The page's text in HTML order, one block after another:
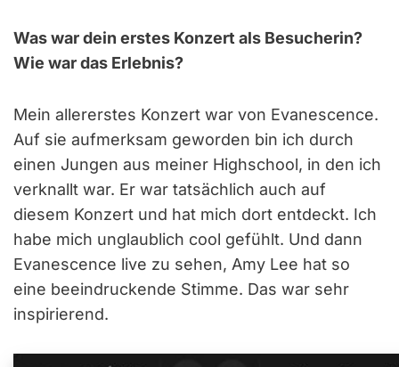
Was war dein erstes Konzert als Besucherin?
Wie war das Erlebnis?
Mein allererstes Konzert war von Evanescence.
Auf sie aufmerksam geworden bin ich durch
einen Jungen aus meiner Highschool, in den ich
verknallt war. Er war tatsächlich auch auf
diesem Konzert und hat mich dort entdeckt. Ich
habe mich unglaublich cool gefühlt. Und dann
Evanescence live zu sehen, Amy Lee hat so
eine beeindruckende Stimme. Das war sehr
inspirierend.